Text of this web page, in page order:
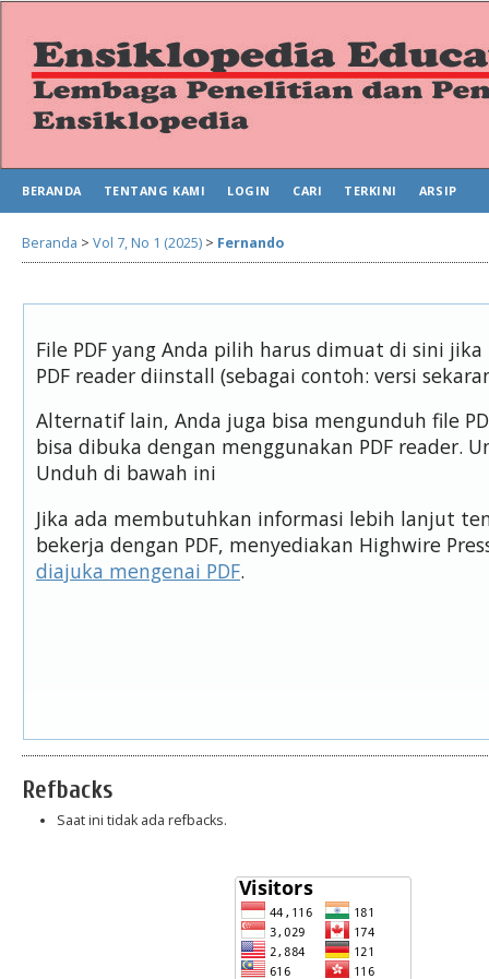
BERANDA TENTANG KAMI LOGIN CARI TERKINI ARSIP
Beranda > Vol 7, No 1 (2025) > Fernando
File PDF yang Anda pilih harus dimuat di sini
PDF reader diinstall (sebagai contoh: versi
Alternatif lain, Anda juga bisa mengunduh file
bisa dibuka dengan menggunakan PDF reader.
Unduh di bawah ini
Jika ada membutuhkan informasi lebih lanjut
bekerja dengan PDF, menyediakan Highwire
diajuka mengenai PDF.
Refbacks
Saat ini tidak ada refbacks.